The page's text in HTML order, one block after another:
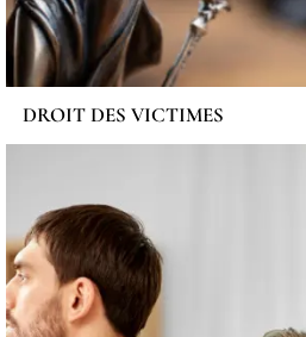
DROIT DES VICTIMES